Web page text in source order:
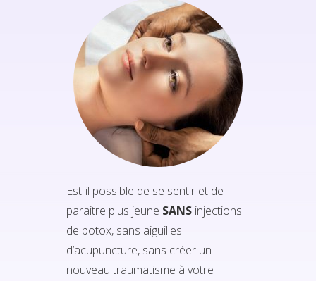
Est-il possible de se sentir et de
paraitre plus jeune SANS injections
de botox, sans aiguilles
d’acupuncture, sans créer un
nouveau traumatisme à votre